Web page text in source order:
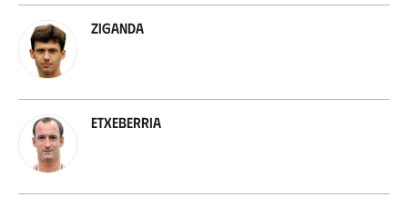
Ziganda
Etxeberria